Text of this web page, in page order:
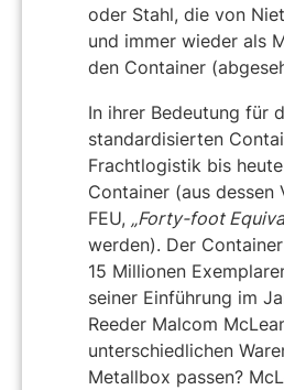
oder Stahl, die von
und immer wieder als
den Container
In ihrer Bedeutung für
standardisierten
Frachtlogistik bis
Container (aus dessen
FEU, „Forty-foot
werden). Der
15 Millionen
seiner Einführung im
Reeder Malcom
unterschiedlichen
Metallbox passen?